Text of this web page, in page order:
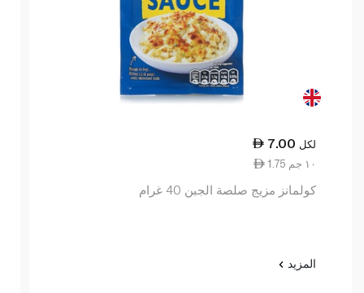
7.00 لكل
1.75 ١٠ جم
كولمانز مزيج صلصة الجبن 40 غرام
المزيد